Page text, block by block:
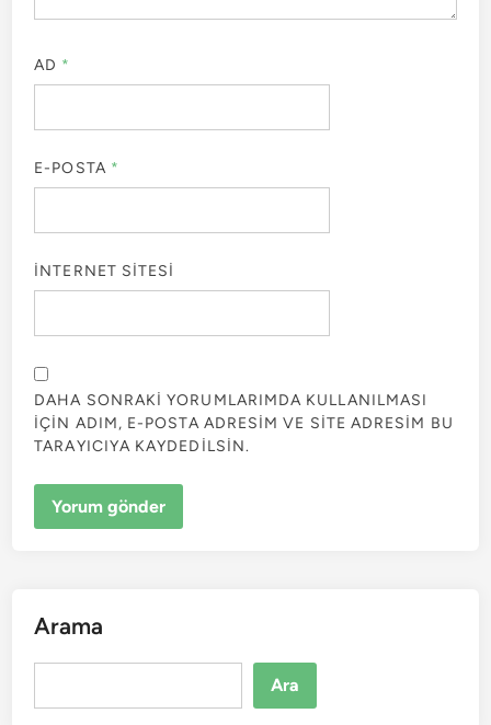
AD *
E-POSTA *
İNTERNET SITESI
DAHA SONRAKI YORUMLARIMDA KULLANILMASI
IÇIN ADIM, E-POSTA ADRESIM VE SITE ADRESIM BU
TARAYICIYA KAYDEDILSIN.
Arama
Ara